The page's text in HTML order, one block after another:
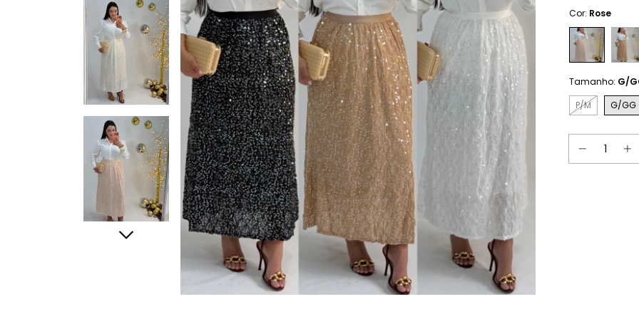
Cor: Rose
Tamanho: G/
P/M
G/GG